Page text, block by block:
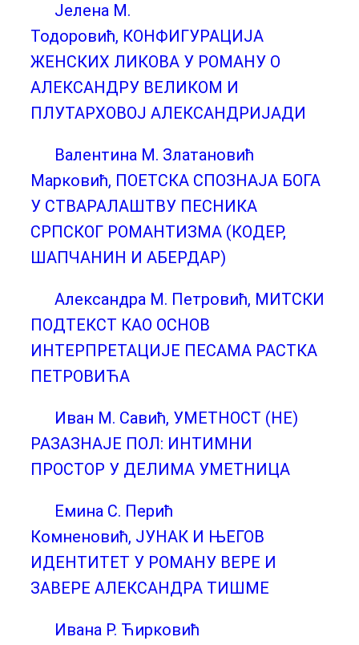
Јелена М.
Тодоровић, КОНФИГУРАЦИЈА
ЖЕНСКИХ ЛИКОВА У РОМАНУ О
АЛЕКСАНДРУ ВЕЛИКОМ И
ПЛУТАРХОВОЈ АЛЕКСАНДРИЈАДИ
Валентина М. Златановић
Марковић, ПОЕТСКА СПОЗНАЈА БОГА
У СТВАРАЛАШТВУ ПЕСНИКА
СРПСКОГ РОМАНТИЗМА (КОДЕР,
ШАПЧАНИН И АБЕРДАР)
Александра М. Петровић, МИТСКИ
ПОДТЕКСТ КАО ОСНОВ
ИНТЕРПРЕТАЦИЈE ПЕСАМА РАСТКА
ПЕТРОВИЋА
Иван М. Савић, УМЕТНОСТ (НЕ)
РАЗАЗНАЈЕ ПОЛ: ИНТИМНИ
ПРОСТОР У ДЕЛИМА УМЕТНИЦА
Емина С. Перић
Комненовић, ЈУНАК И ЊЕГОВ
ИДЕНТИТЕТ У РОМАНУ ВЕРЕ И
ЗАВЕРЕ АЛЕКСАНДРА ТИШМЕ
Ивана Р. Ћирковић